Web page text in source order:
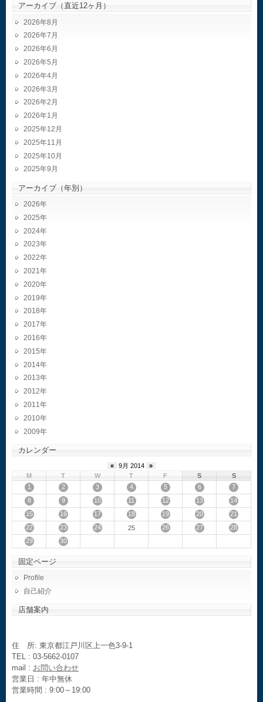
アーカイブ（直近12ヶ月）
2026年8月
2026年7月
2026年6月
2026年5月
2026年4月
2026年3月
2026年2月
2026年1月
2025年12月
2025年11月
2025年10月
2025年9月
アーカイブ（年別）
2026
2025
2024
2023
2022
2021
2020
2019
2018
2017
2016
2015
2014
2013
2012
2011
2010
2009
カレンダー
« 9月 2014
»
M
T W T F S
S
1
2 3 4 5 6
7
8
9 10 11 12 13
14
15
16 17 18 19 20
21
22
23 24 25 26 27
28
29
30
固定ページ
Profile
自己紹介
店舗案内
住 所: 東京都江戸川区上一色3-9-1
TEL : 03-5662-0107
mail : お問い合わせ
営業日 : 年中無休
営業時間 : 9:00～19:00